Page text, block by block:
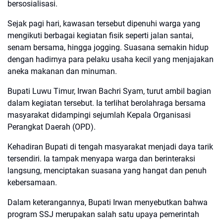
bersosialisasi.
Sejak pagi hari, kawasan tersebut dipenuhi warga yang
mengikuti berbagai kegiatan fisik seperti jalan santai,
senam bersama, hingga jogging. Suasana semakin hidup
dengan hadirnya para pelaku usaha kecil yang menjajakan
aneka makanan dan minuman.
Bupati Luwu Timur, Irwan Bachri Syam, turut ambil bagian
dalam kegiatan tersebut. Ia terlihat berolahraga bersama
masyarakat didampingi sejumlah Kepala Organisasi
Perangkat Daerah (OPD).
Kehadiran Bupati di tengah masyarakat menjadi daya tarik
tersendiri. Ia tampak menyapa warga dan berinteraksi
langsung, menciptakan suasana yang hangat dan penuh
kebersamaan.
Dalam keterangannya, Bupati Irwan menyebutkan bahwa
program SSJ merupakan salah satu upaya pemerintah